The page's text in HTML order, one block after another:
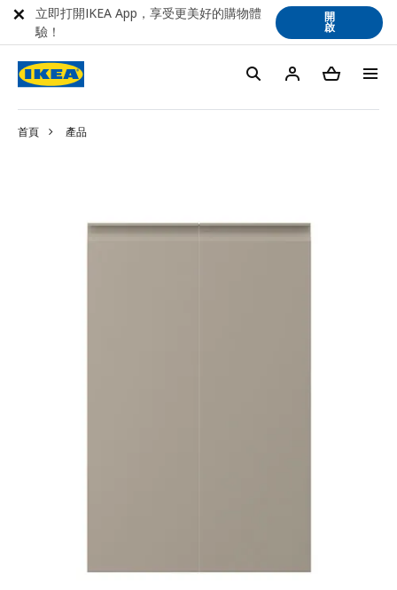
首頁 產品
立即打開IKEA App，享受更美好的購物體
驗！
開
啟